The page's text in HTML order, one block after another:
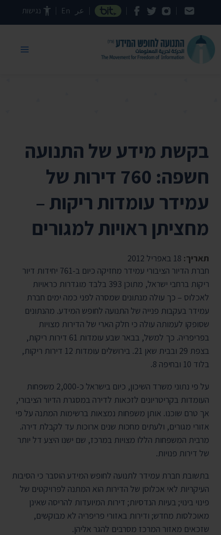
דילוג לתוכן העמוד عر En נגישות
בקשת מידע של התנועה
חשפה: 760 דירות של
עמידר עומדות ריקות –
מחציתן ראויות למגורים
תאריך:
חברת הדיור הציבורי עמידר מחזיקה כיום ב-761 יחידות דיור
ריקות ברחבי ישראל, מתוכן 393 בלבד מוגדרות כראויות
לאכלוס – כך עולה מנתונים שמסרה לפני כמה ימים חברת
עמידר בעקבות פנייה של התנועה לחופש המידע. מהנתונים
שסופקו לעמותה עולה כי חלק הארי של הדירות מצויות
בפריפריה. כך למשל, בבאר שבע עומדות 61 דירות ריקות,
בצפת 29 ובבית שאן 21. בירושלים עומדות 12 דירות ריקות,
בלוד 10 ובחיפה 8.
על פי נתוני משרד השיכון, כיום בישראל כ-2,000 משפחות
העומדות בקריטריונים לזכאות לדירה במסגרת הדיור הציבורי,
אך טרם שוכנו. אותן משפחות נמצאות ברשימות המתנה על פי
אזורי מגורים, ולעתים מחכות שנים ארוכות עד לקבלת דירה.
מרבית המשפחות הללו מצויות במרכז, שם ישנו היצע דל יותר
של דירות פנויות.
בתשובת חברת עמידר לתנועה לחופש המידע הוסבר כי הסיבות
העיקריות לאי אכלוסן של הדירות הוא המתנה לפרויקטים של
פינוי בינוי; בעיות הנדסיות; דירות המיועדות להריסה שאינן
מאוכלסות מחדש; ודירות באזורי פריפריה לא מבוקשים,
שזכאים מאזור המרכז מסרבים להגר אליהן.